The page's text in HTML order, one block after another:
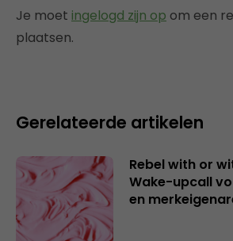
Je moet ingelogd zijn op om een
plaatsen.
Gerelateerde artikelen
Rebel with or
Wake-upcall
en